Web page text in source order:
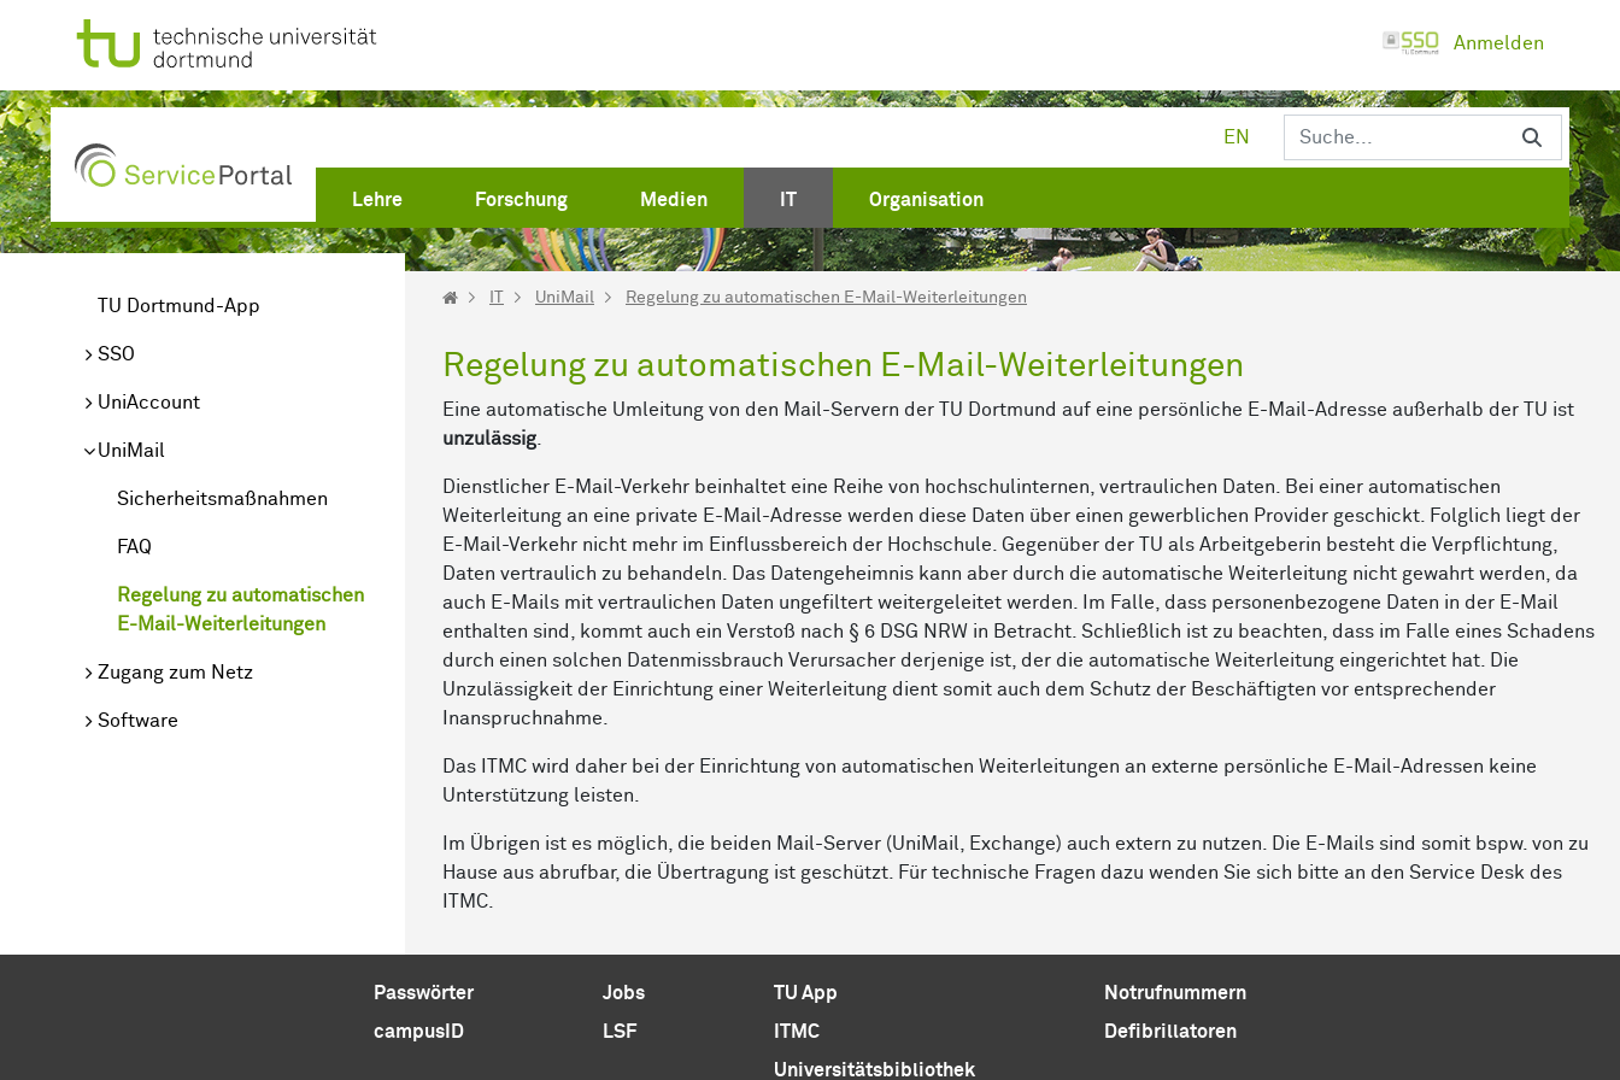
Zum Hauptinhalt springen
Anmelden
EN
Lehre Forschung Medien IT(current)Organisation
TU Dortmund-App
SSO
UniAccount
UniMail
Sicherheitsmaßnahmen
FAQ
Regelung zu automatischen
E-Mail-Weiterleitungen
Zugang zum Netz
Software
UniMail Regelung zu automatischen E-Mail-Weiterleitungen
Regelung zu automatischen E-Mail-Weiterleitungen
Eine automatische Umleitung von den Mail-Servern der TU Dortmund auf eine persönliche E-Mail-Adresse außerhalb der TU ist
unzulässig
Dienstlicher E-Mail-Verkehr beinhaltet eine Reihe von hochschulinternen, vertraulichen Daten. Bei einer automatischen
Weiterleitung an eine private E-Mail-Adresse werden diese Daten über einen gewerblichen Provider geschickt. Folglich liegt der
E-Mail-Verkehr nicht mehr im Einflussbereich der Hochschule. Gegenüber der TU als Arbeitgeberin besteht die Verpflichtung,
Daten vertraulich zu behandeln. Das Datengeheimnis kann aber durch die automatische Weiterleitung nicht gewahrt werden, da
auch E-Mails mit vertraulichen Daten ungefiltert weitergeleitet werden. Im Falle, dass personenbezogene Daten in der E-Mail
enthalten sind, kommt auch ein Verstoß nach § 6 DSG NRW in Betracht. Schließlich ist zu beachten, dass im Falle eines Schadens
durch einen solchen Datenmissbrauch Verursacher derjenige ist, der die automatische Weiterleitung eingerichtet hat. Die
Unzulässigkeit der Einrichtung einer Weiterleitung dient somit auch dem Schutz der Beschäftigten vor entsprechender
Inanspruchnahme.
Das ITMC wird daher bei der Einrichtung von automatischen Weiterleitungen an externe persönliche E-Mail-Adressen keine
Unterstützung leisten.
Im Übrigen ist es möglich, die beiden Mail-Server (UniMail, Exchange) auch extern zu nutzen. Die E-Mails sind somit bspw. von zu
Hause aus abrufbar, die Übertragung ist geschützt. Für technische Fragen dazu wenden Sie sich bitte an den Service Desk des
ITMC.
Passwörter
campusID
Jobs
LSF
TU App
ITMC
Universitätsbibliothek
Notrufnummern
Defibrillatoren